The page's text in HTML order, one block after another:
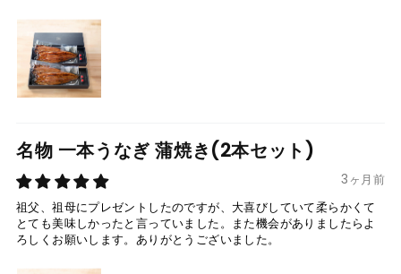
名物 一本うなぎ 蒲焼き(2本セット)
3ヶ月前
祖父、祖母にプレゼントしたのですが、大喜びしていて柔らかくて
とても美味しかったと言っていました。また機会がありましたらよ
ろしくお願いします。ありがとうございました。